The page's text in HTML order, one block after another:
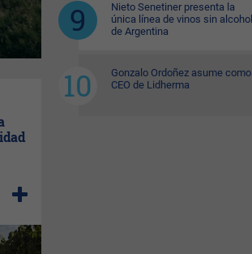
Nieto Senetiner presenta la
única línea de vinos sin alcohol
de Argentina
Gonzalo Ordoñez asume como
CEO de Lidherma